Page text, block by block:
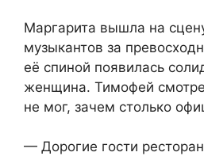
Маргарита вышла на
музыкантов за
её спиной появилась
женщина. Тимофей
не мог, зачем столько
— Дорогие гости